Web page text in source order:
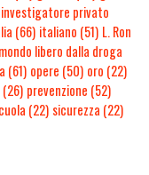
investigatore privato
(66) italiano (51) L. Ron
mondo libero dalla droga
(61) opere (50) oro (22)
(26) prevenzione (52)
(22) sicurezza (22)